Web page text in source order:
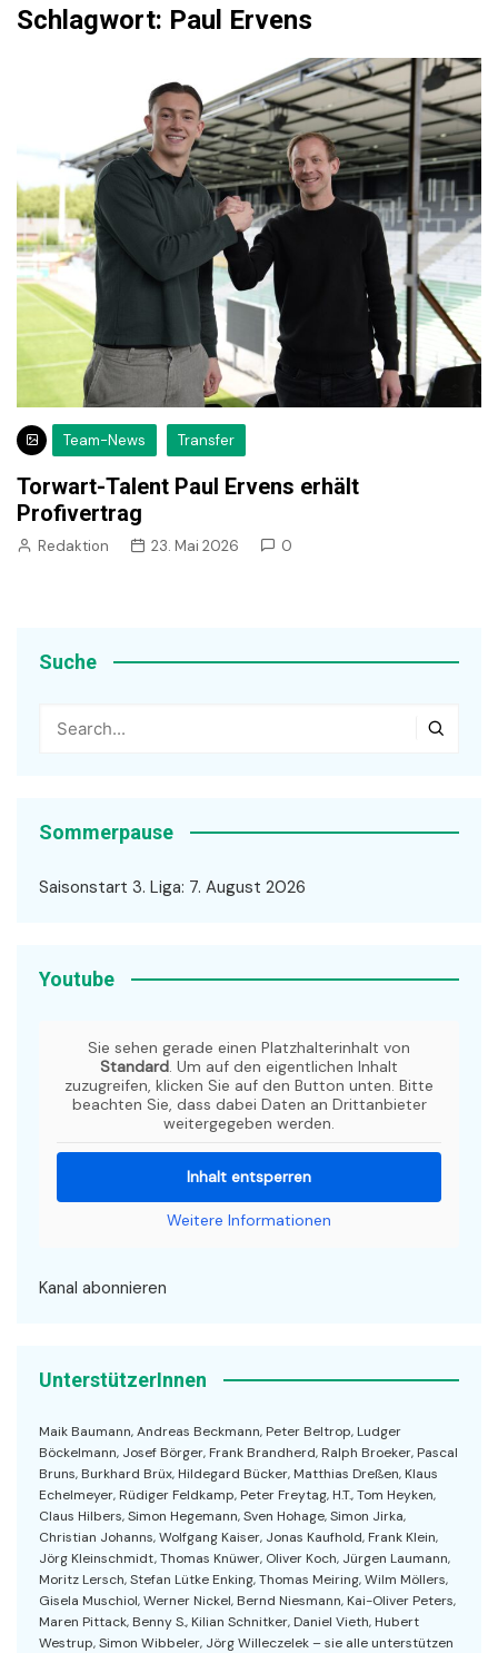
Schlagwort: Paul Ervens
Team-News Transfer
Torwart-Talent Paul Ervens erhält
Profivertrag
Redaktion 23. Mai 2026 0
Suche
Sommerpause
Saisonstart 3. Liga: 7. August 2026
Youtube
Sie sehen gerade einen Platzhalterinhalt von
Standard. Um auf den eigentlichen Inhalt
zuzugreifen, klicken Sie auf den Button unten. Bitte
beachten Sie, dass dabei Daten an Drittanbieter
weitergegeben werden.
Inhalt entsperren
Weitere Informationen
Kanal abonnieren
UnterstützerInnen
Maik Baumann, Andreas Beckmann, Peter Beltrop, Ludger
Böckelmann, Josef Börger, Frank Brandherd, Ralph Broeker, Pascal
Bruns, Burkhard Brüx, Hildegard Bücker, Matthias Dreßen, Klaus
Echelmeyer, Rüdiger Feldkamp, Peter Freytag, H.T., Tom Heyken,
Claus Hilbers, Simon Hegemann, Sven Hohage, Simon Jirka,
Christian Johanns, Wolfgang Kaiser, Jonas Kaufhold, Frank Klein,
Jörg Kleinschmidt, Thomas Knüwer, Oliver Koch, Jürgen Laumann,
Moritz Lersch, Stefan Lütke Enking, Thomas Meiring, Wilm Möllers,
Gisela Muschiol, Werner Nickel, Bernd Niesmann, Kai-Oliver Peters,
Maren Pittack, Benny S., Kilian Schnitker, Daniel Vieth, Hubert
Westrup, Simon Wibbeler, Jörg Willeczelek – sie alle unterstützen